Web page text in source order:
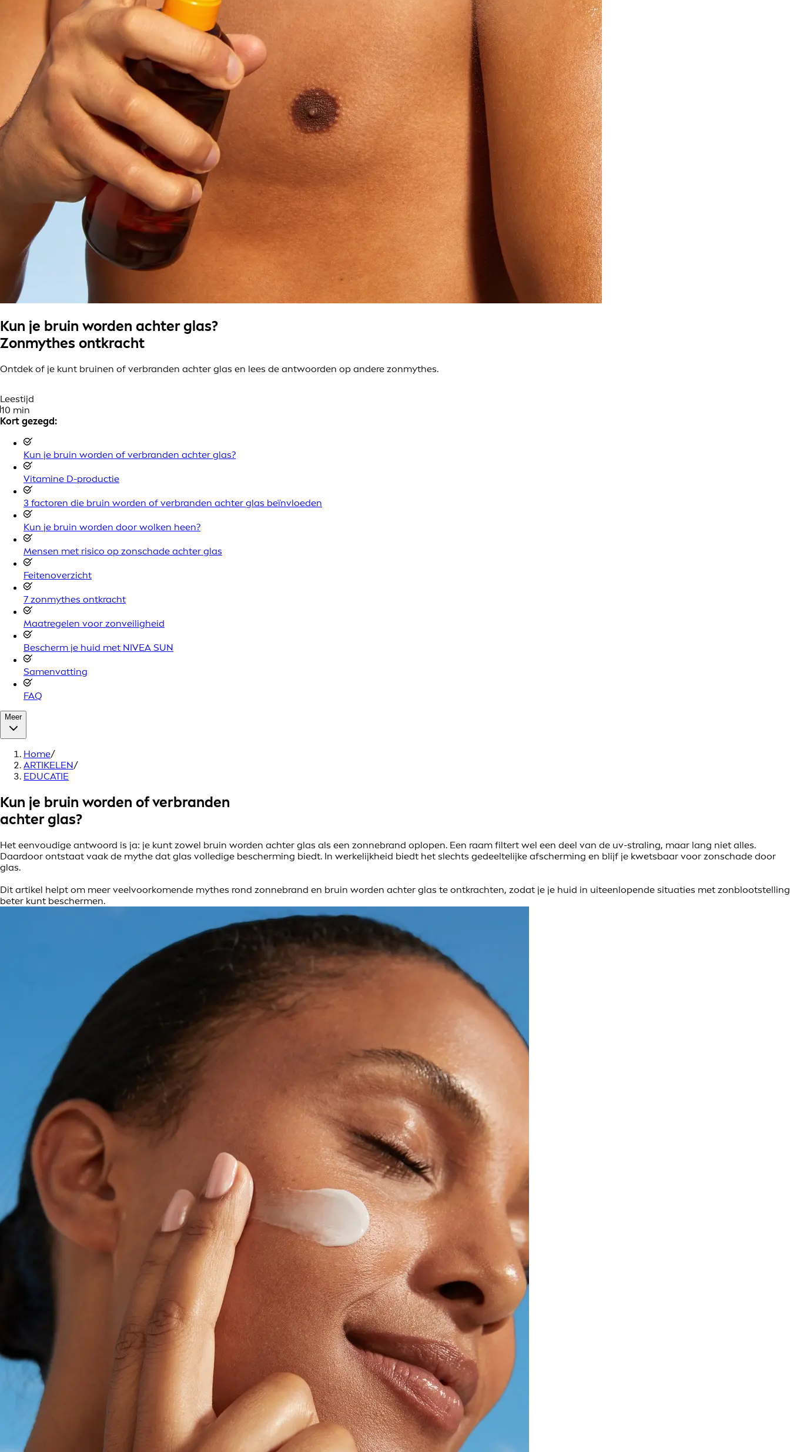
Kun je bruin worden achter glas?
Zonmythes ontkracht
Ontdek of je kunt bruinen of verbranden achter glas en lees de antwoorden op andere zonmythes.
Leestijd
10 min
Kort gezegd:
Kun je bruin worden of verbranden achter glas?
Vitamine D-productie
3 factoren die bruin worden of verbranden achter glas beïnvloeden
Kun je bruin worden door wolken heen?
Mensen met risico op zonschade achter glas
Feitenoverzicht
7 zonmythes ontkracht
Maatregelen voor zonveiligheid
Bescherm je huid met NIVEA SUN
Samenvatting
FAQ
Meer
Home/
ARTIKELEN/
EDUCATIE
Kun je bruin worden of verbranden
achter glas?
Het eenvoudige antwoord is ja: je kunt zowel bruin worden achter glas als een zonnebrand oplopen. Een raam filtert wel een deel van de uv-straling, maar lang niet alles.
Daardoor ontstaat vaak de mythe dat glas volledige bescherming biedt. In werkelijkheid biedt het slechts gedeeltelijke afscherming en blijf je kwetsbaar voor zonschade door
glas.
Dit artikel helpt om meer veelvoorkomende mythes rond zonnebrand en bruin worden achter glas te ontkrachten, zodat je je huid in uiteenlopende situaties met zonblootstelling
beter kunt beschermen.